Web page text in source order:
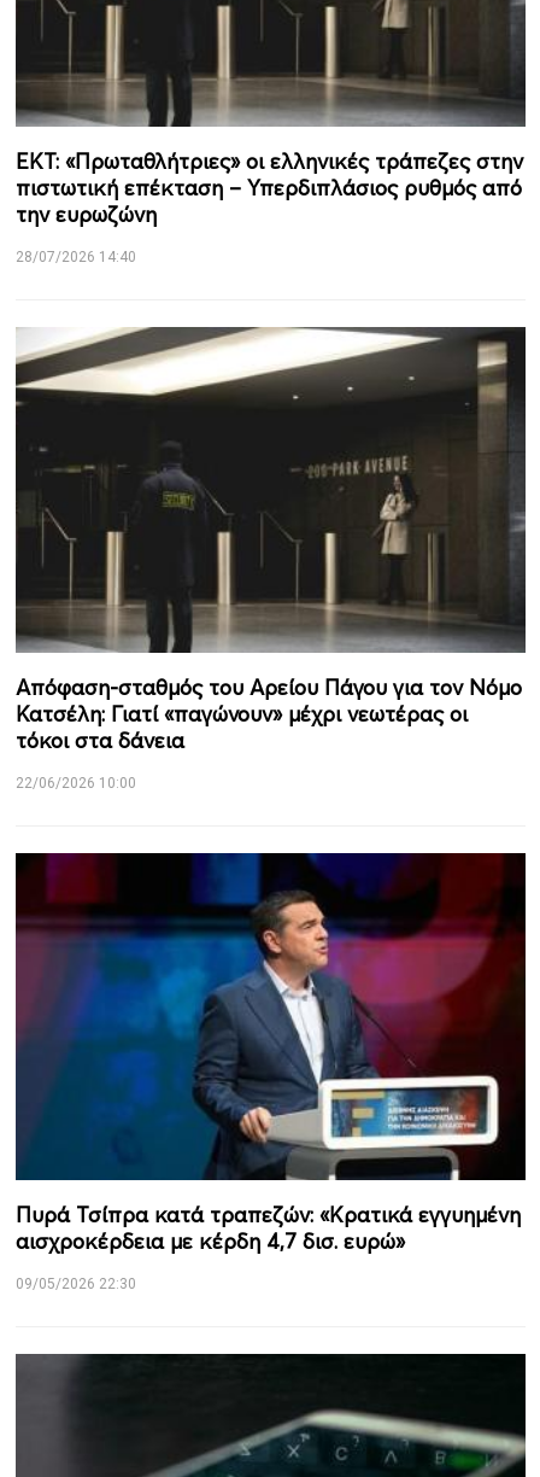
ΕΚΤ: «Πρωταθλήτριες» οι ελληνικές τράπεζες στην
πιστωτική επέκταση – Υπερδιπλάσιος ρυθμός από
την ευρωζώνη
28/07/2026 14:40
Απόφαση-σταθμός του Αρείου Πάγου για τον Νόμο
Κατσέλη: Γιατί «παγώνουν» μέχρι νεωτέρας οι
τόκοι στα δάνεια
22/06/2026 10:00
Πυρά Τσίπρα κατά τραπεζών: «Κρατικά εγγυημένη
αισχροκέρδεια με κέρδη 4,7 δισ. ευρώ»
09/05/2026 22:30